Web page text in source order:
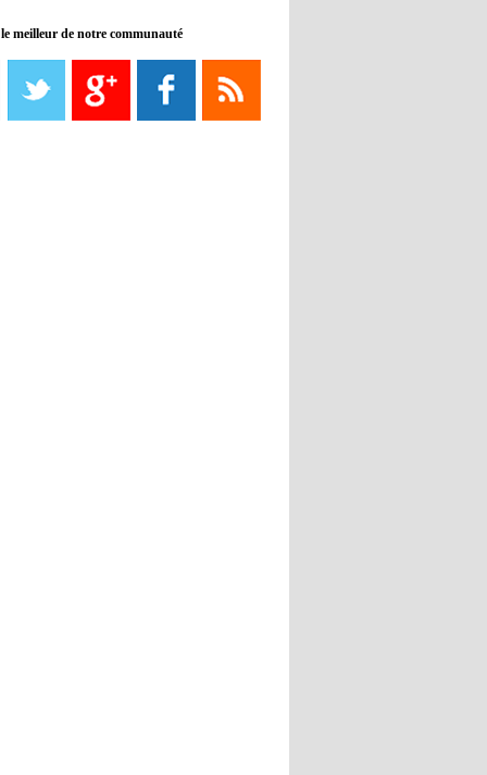
08:21 - 2022/11/08
Liverpool mis en vente par son
propriétaire
meilleur de notre communauté